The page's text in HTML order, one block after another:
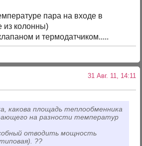
пара на входе в
из колонны)
и термодатчиком.....
31 Авг. 11, 14:11
какова площадь теплообменника
на разности температур
отводить мощность
??